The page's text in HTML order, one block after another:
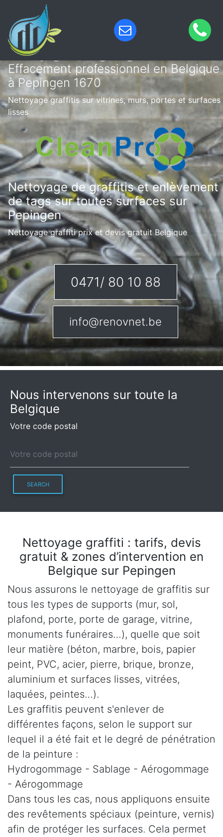
Nettoyage de tags & graffitis –
Effacement professionnel en Belgique
à Pepingen 1670
Nettoyage graffitis sur vitrines, murs, portes et surfaces
lisses
Nettoyage de graffitis et enlèvement
de tags sur toutes surfaces sur
Pepingen
Nettoyage graffiti prix et devis gratuit Belgique
0471/ 80 10 88
info@renovnet.be
Nous intervenons sur toute la
Belgique
Votre code postal
SEARCH
Nettoyage graffiti : tarifs, devis
gratuit & zones d’intervention en
Belgique sur Pepingen
Nous assurons le nettoyage de graffitis sur
tous les types de supports (mur, sol,
plafond, porte, porte de garage, vitrine,
monuments funéraires…), quelle que soit
leur matière (béton, marbre, bois, papier
peint, PVC, acier, pierre, brique, bronze,
aluminium et surfaces lisses, vitrées,
laquées, peintes…).
Les graffitis peuvent s'enlever de
différentes façons, selon le support sur
lequel il a été fait et le degré de pénétration
de la peinture :
Hydrogommage - Sablage - Aérogommage
- Aérogommage
Dans tous les cas, nous appliquons ensuite
des revêtements spéciaux (peinture, vernis)
afin de protéger les surfaces. Cela permet